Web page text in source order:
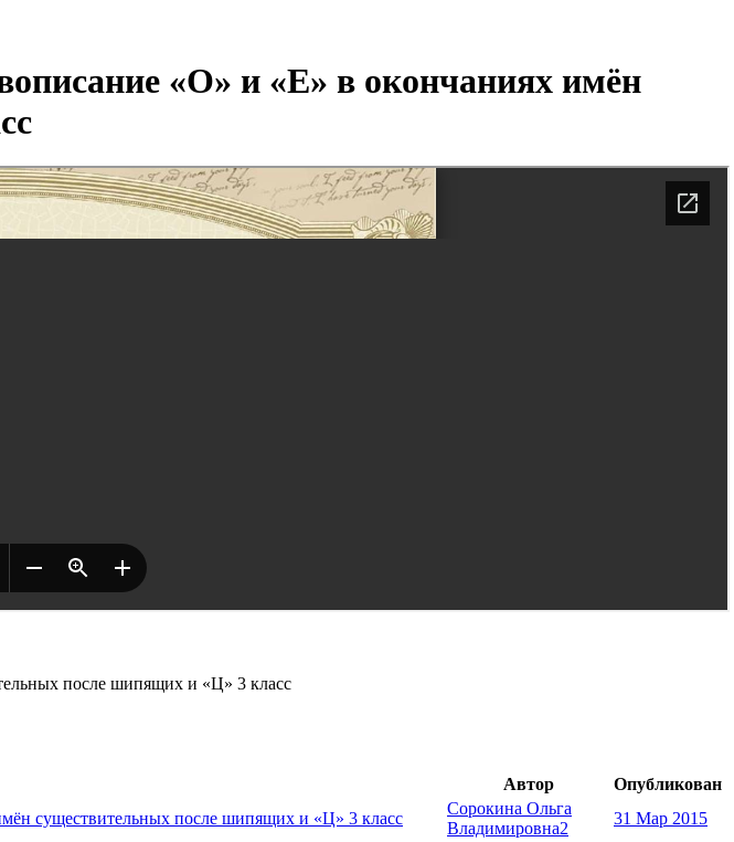
«О» и «Е» в окончаниях имён
после шипящих и «Ц» 3 класс
Автор
Опубликован
существительных после шипящих и «Ц» 3 класс
Сорокина Ольга
Владимировна2
31 Мар 2015